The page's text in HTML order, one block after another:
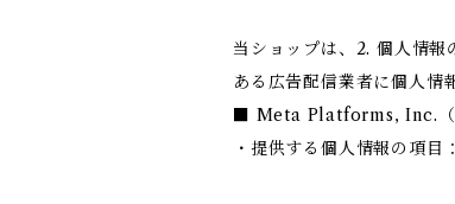
当ショップは、2. 個人情
ある広告配信業者に個人情
■ Meta Platforms, Inc.（
・提供する個人情報の項